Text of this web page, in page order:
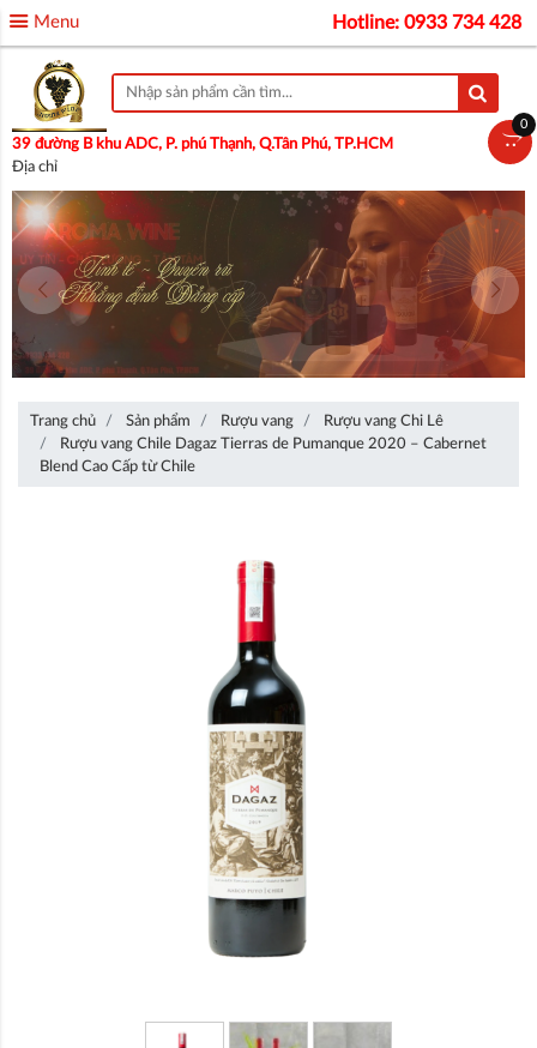
Menu Hotline: 0933 734 428
39 đường B khu ADC, P. phú Thạnh, Q.Tân Phú, TP.HCM
Địa chỉ
Trang chủ Sản phẩm Rượu vang
Rượu vang Chi Lê
Rượu vang Chile Dagaz Tierras de Pumanque 2020 – Cabernet
Blend Cao Cấp từ Chile
0